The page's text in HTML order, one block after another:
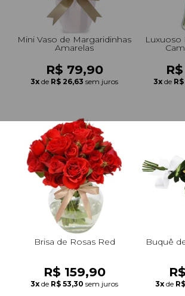
Mini Vaso de Margaridinhas
Amarelas
R$ 79,90
3x de R$ 26,63 sem juros
Luxuoso
3x de
Brisa de Rosas Red
R$ 159,90
3x de R$ 53,30 sem juros
Buquê
3x de